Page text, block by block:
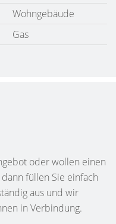
Wohngebäude
Gas
oder wollen einen
füllen Sie einfach
aus und wir
in Verbindung.